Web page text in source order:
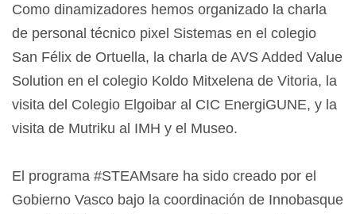
Como dinamizadores hemos organizado la charla
de personal técnico pixel Sistemas en el colegio
San Félix de Ortuella, la charla de AVS Added Value
Solution en el colegio Koldo Mitxelena de Vitoria, la
visita del Colegio Elgoibar al CIC EnergiGUNE, y la
visita de Mutriku al IMH y el Museo.
El programa #STEAMsare ha sido creado por el
Gobierno Vasco bajo la coordinación de Innobasque